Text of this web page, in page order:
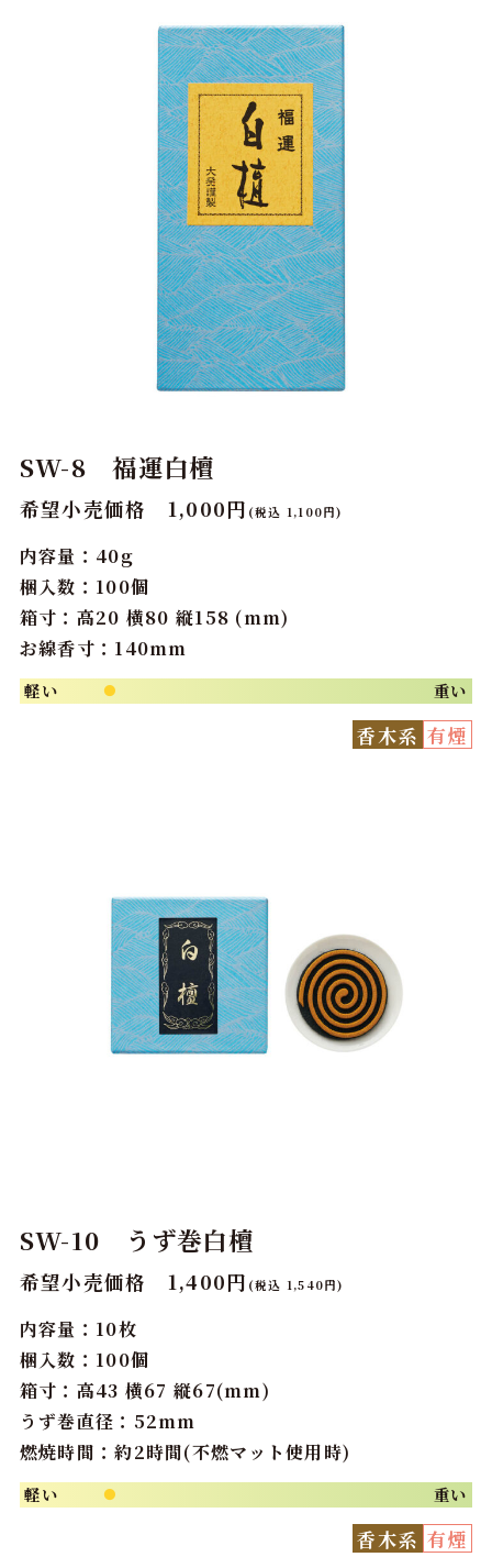
SW-8 福運白檀
希望小売価格 1,000円 (税込 1,100円)
内容量：40g
梱入数：100個
箱寸：高20 横80 縦158 (mm)
お線香寸：140mm
軽い ● 重い
香木系 有煙
SW-10 うず巻白檀
希望小売価格 1,400円 (税込 1,540円)
内容量：10枚
梱入数：100個
箱寸：高43 横67 縦67(mm)
うず巻直径：52mm
燃焼時間：約2時間(不燃マット使用時)
軽い ● 重い
香木系 有煙